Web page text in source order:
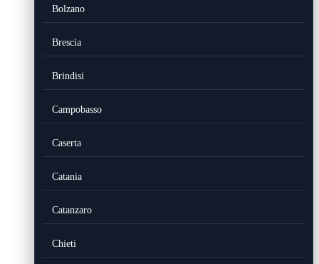
Bolzano
Brescia
Brindisi
Campobasso
Caserta
Catania
Catanzaro
Chieti